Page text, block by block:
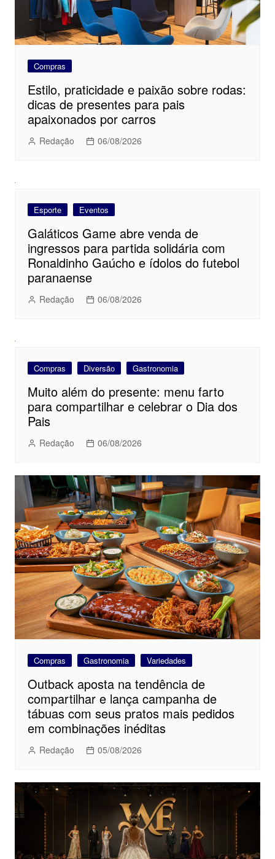
Compras
Estilo, praticidade e paixão sobre rodas:
dicas de presentes para pais
apaixonados por carros
Redação 06/08/2026
Esporte Eventos
Galáticos Game abre venda de
ingressos para partida solidária com
Ronaldinho Gaúcho e ídolos do futebol
paranaense
Redação 06/08/2026
Compras Diversão Gastronomia
Muito além do presente: menu farto
para compartilhar e celebrar o Dia dos
Pais
Redação 06/08/2026
Compras Gastronomia Variedades
Outback aposta na tendência de
compartilhar e lança campanha de
tábuas com seus pratos mais pedidos
em combinações inéditas
Redação 05/08/2026